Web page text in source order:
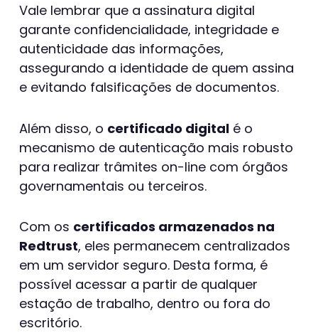
Vale lembrar que a assinatura digital
garante confidencialidade, integridade e
autenticidade das informações,
assegurando a identidade de quem assina
e evitando falsificações de documentos.
Além disso, o certificado digitalé o
mecanismo de autenticação mais robusto
para realizar trâmites on-line com órgãos
governamentais ou terceiros.
Com os certificados armazenados na
Redtrust, eles permanecem centralizados
em um servidor seguro. Desta forma, é
possível acessar a partir de qualquer
estação de trabalho, dentro ou fora do
escritório.